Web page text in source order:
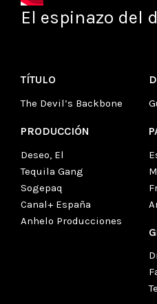
El espinazo del
TÍTULO
The Devil’s Backbone
PRODUCCIÓN
Deseo, El
Tequila Gang
Sogepaq
Canal+ España
Anhelo Producciones